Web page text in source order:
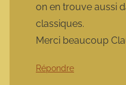
on en trouve aussi
classiques.
Merci beaucoup
Répondre